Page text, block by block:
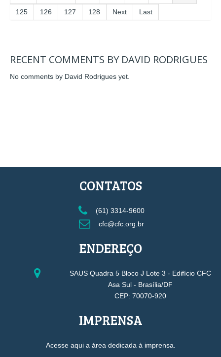
125 126 127 128 Next Last
RECENT COMMENTS BY DAVID RODRIGUES
No comments by David Rodrigues yet.
CONTATOS
(61) 3314-9600
cfc@cfc.org.br
ENDEREÇO
SAUS Quadra 5 Bloco J Lote 3 - Edifício CFC
Asa Sul - Brasília/DF
CEP: 70070-920
IMPRENSA
Acesse aqui a área dedicada à imprensa.